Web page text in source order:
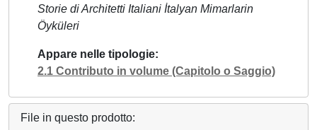
Storie di Architetti Italiani İtalyan Mimarlarin
Öyküleri
Appare nelle tipologie
2.1 Contributo in volume (Capitolo o Saggio)
File in questo prodotto: